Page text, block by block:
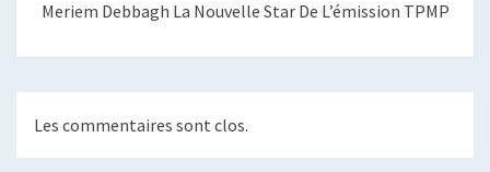
Meriem Debbagh La Nouvelle Star De L’émission TPMP
Les commentaires sont clos.